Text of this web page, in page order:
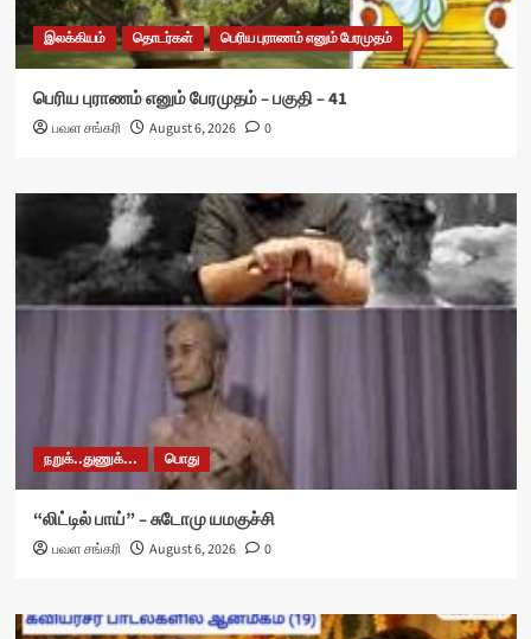
இலக்கியம் தொடர்கள் பெரிய புராணம் எனும் பேரமுதம்
பெரிய புராணம் எனும் பேரமுதம் – பகுதி – 41
பவள சங்கரி August 6, 2026 0
நறுக்..துணுக்... பொது
“லிட்டில் பாய்” – சுடோமு யமகுச்சி
பவள சங்கரி August 6, 2026 0